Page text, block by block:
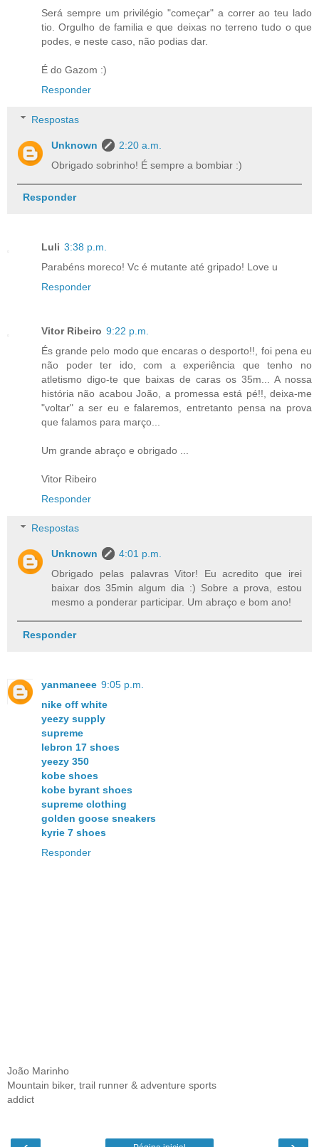
Será sempre um privilégio "começar" a correr ao teu lado
tio. Orgulho de familia e que deixas no terreno tudo o que
podes, e neste caso, não podias dar.
É do Gazom :)
Responder
Respostas
Unknown
2:20 a.m.
Obrigado sobrinho! É sempre a bombiar :)
Responder
Luli 3:38 p.m.
Parabéns moreco! Vc é mutante até gripado! Love u
Responder
Vitor Ribeiro 9:22 p.m.
És grande pelo modo que encaras o desporto!!, foi pena eu
não poder ter ido, com a experiência que tenho no
atletismo digo-te que baixas de caras os 35m... A nossa
história não acabou João, a promessa está pé!!, deixa-me
"voltar" a ser eu e falaremos, entretanto pensa na prova
que falamos para março...
Um grande abraço e obrigado ...
Vitor Ribeiro
Responder
Respostas
Unknown
4:01 p.m.
Obrigado pelas palavras Vitor! Eu acredito que irei
baixar dos 35min algum dia :) Sobre a prova, estou
mesmo a ponderar participar. Um abraço e bom ano!
Responder
yanmaneee 9:05 p.m.
nike off white
yeezy supply
supreme
lebron 17 shoes
yeezy 350
kobe shoes
kobe byrant shoes
supreme clothing
golden goose sneakers
kyrie 7 shoes
Responder
João Marinho
Mountain biker, trail runner & adventure sports
addict